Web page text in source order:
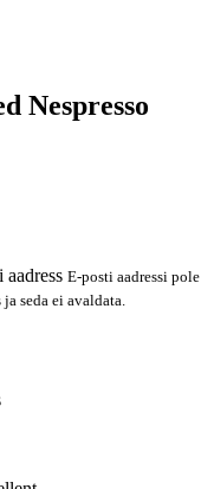
Nespresso
aadress E-posti aadressi pole
seda ei avaldata.